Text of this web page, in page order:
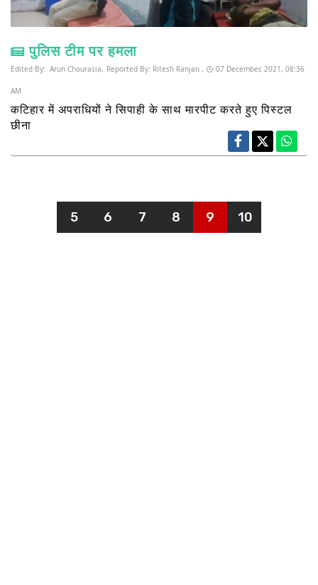
पुलिस टीम पर हमला
Edited By: Arun Chourasia, Reported By: Ritesh Ranjan , 07 December, 2021, 08:36
AM
कटिहार में अपराधियों ने सिपाही के साथ मारपीट करते हुए पिस्टल
छीना
5 6 7 8 9 10